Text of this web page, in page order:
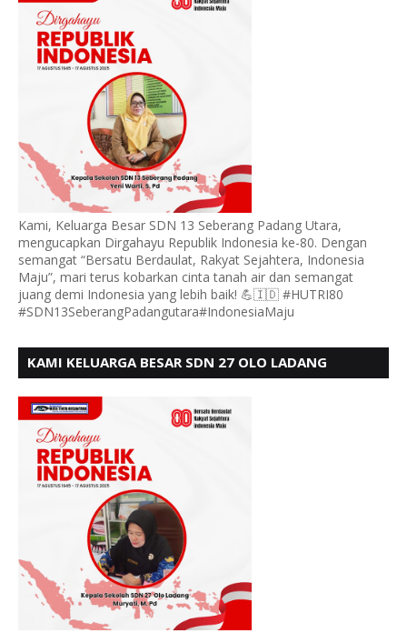
Kami, Keluarga Besar SDN 13 Seberang Padang Utara,
mengucapkan Dirgahayu Republik Indonesia ke-80. Dengan
semangat “Bersatu Berdaulat, Rakyat Sejahtera, Indonesia
Maju”, mari terus kobarkan cinta tanah air dan semangat
juang demi Indonesia yang lebih baik! 💪🇮🇩 #HUTRI80
#SDN13SeberangPadangutara#IndonesiaMaju
KAMI KELUARGA BESAR SDN 27 OLO LADANG